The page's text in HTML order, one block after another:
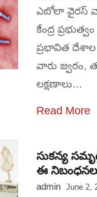
ఎబోలా వైరస్
కేంద్ర
ప్రభావిత
వారు జ్వరం,
లక్షణాలు…
Read More
సుకన్య
ఈ
admin June 2,